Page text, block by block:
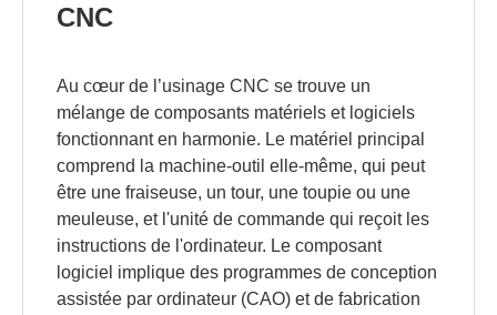
CNC
Au cœur de l’usinage CNC se trouve un
mélange de composants matériels et logiciels
fonctionnant en harmonie. Le matériel principal
comprend la machine-outil elle-même, qui peut
être une fraiseuse, un tour, une toupie ou une
meuleuse, et l'unité de commande qui reçoit les
instructions de l'ordinateur. Le composant
logiciel implique des programmes de conception
assistée par ordinateur (CAO) et de fabrication